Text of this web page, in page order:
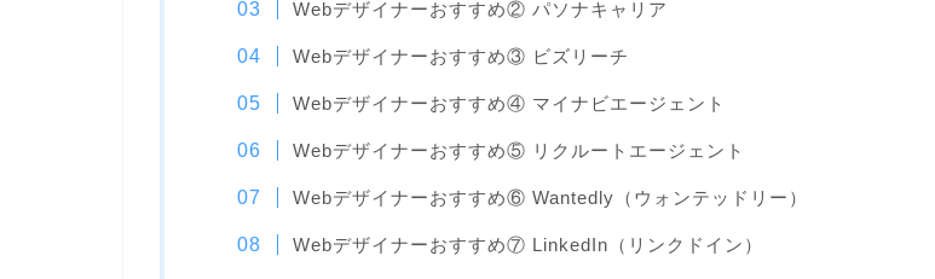
Webデザイナーおすすめ② パソナキャリア
Webデザイナーおすすめ③ ビズリーチ
Webデザイナーおすすめ④ マイナビエージェント
Webデザイナーおすすめ⑤ リクルートエージェント
Webデザイナーおすすめ⑥ Wantedly（ウォンテッドリー）
Webデザイナーおすすめ⑦ LinkedIn（リンクドイン）